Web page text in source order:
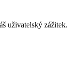
uživatelský